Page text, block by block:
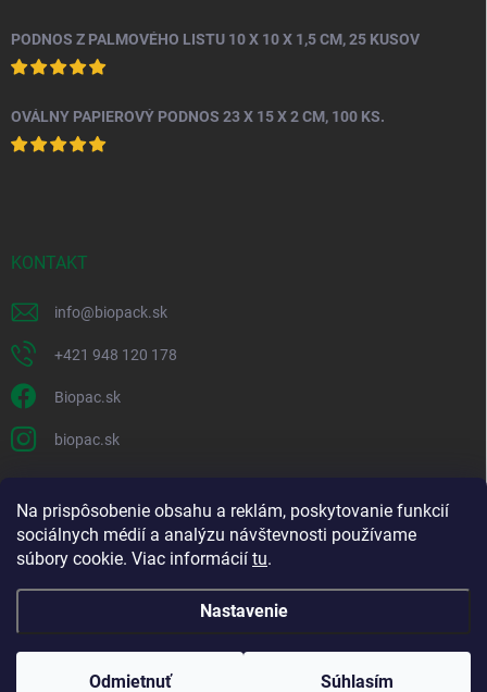
Na prispôsobenie obsahu a reklám, poskytovanie funkcií
sociálnych médií a analýzu návštevnosti používame
súbory cookie. Viac informácií tu.
Nastavenie
Odmietnuť Súhlasím
PODNOS Z PALMOVÉHO LISTU 10 X 10 X 1,5 CM, 25 KUSOV
OVÁLNY PAPIEROVÝ PODNOS 23 X 15 X 2 CM, 100 KS.
KONTAKT
info@biopack.sk
+421 948 120 178
Biopac.sk
biopac.sk
Good E-shops have logic. SALELOGICS
Copyright 2026Biopack. Všetky práva vyhradené.Upraviť nastavenie